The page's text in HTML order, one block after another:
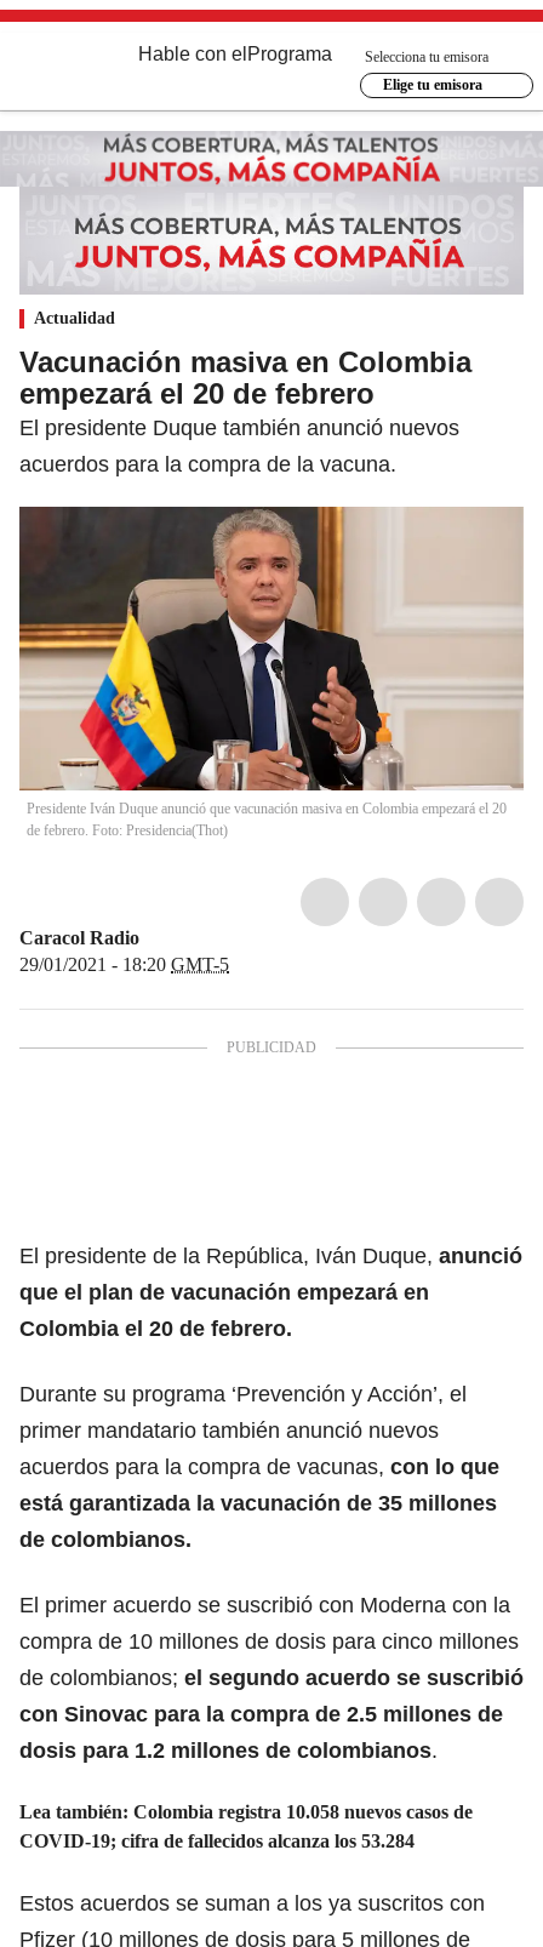
Hable con el Programa
Selecciona tu emisora
Elige tu emisora
Actualidad
Vacunación masiva en Colombia
empezará el 20 de febrero
El presidente Duque también anunció nuevos
acuerdos para la compra de la vacuna.
Presidente Iván Duque anunció que vacunación masiva en Colombia empezará el 20
de febrero. Foto: Presidencia(Thot)
Caracol Radio
29/01/2021 - 18:20 GMT-5
El presidente de la República, Iván Duque, anunció
que el plan de vacunación empezará en
Colombia el 20 de febrero.
Durante su programa ‘Prevención y Acción’, el
primer mandatario también anunció nuevos
acuerdos para la compra de vacunas, con lo que
está garantizada la vacunación de 35 millones
de colombianos.
El primer acuerdo se suscribió con Moderna con la
compra de 10 millones de dosis para cinco millones
de colombianos; el segundo acuerdo se suscribió
con Sinovac para la compra de 2.5 millones de
dosis para 1.2 millones de colombianos.
Lea también: Colombia registra 10.058 nuevos casos de
COVID-19; cifra de fallecidos alcanza los 53.284
Estos acuerdos se suman a los ya suscritos con
Pfizer (10 millones de dosis para 5 millones de